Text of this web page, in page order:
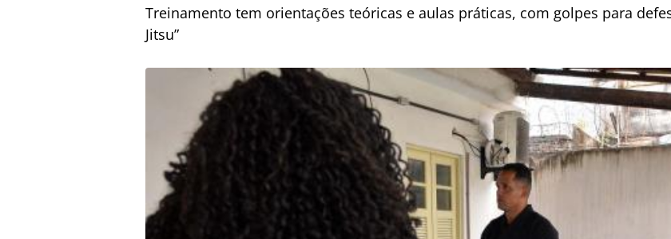
Treinamento tem orientações teóricas e aulas práticas, com golpes para
Jitsu”